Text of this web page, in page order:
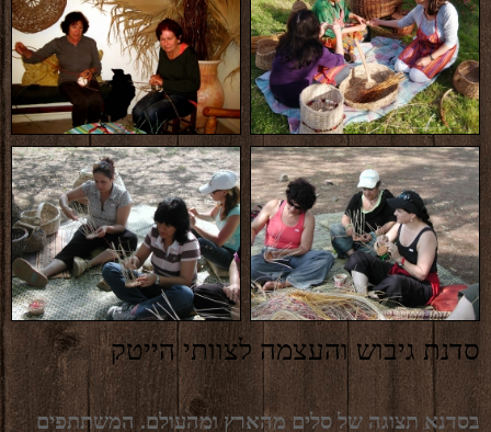
סדנת גיבוש והעצמה לצוותי הייטק
בסדנא תצוגה של סלים מהארץ ומהעולם. המשתתפים